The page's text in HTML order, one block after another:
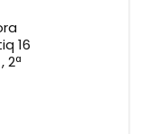
16
2ª